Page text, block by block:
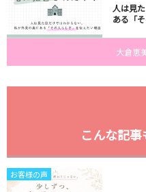
人は見
ある「
大倉恵
こんな記
お客様の声